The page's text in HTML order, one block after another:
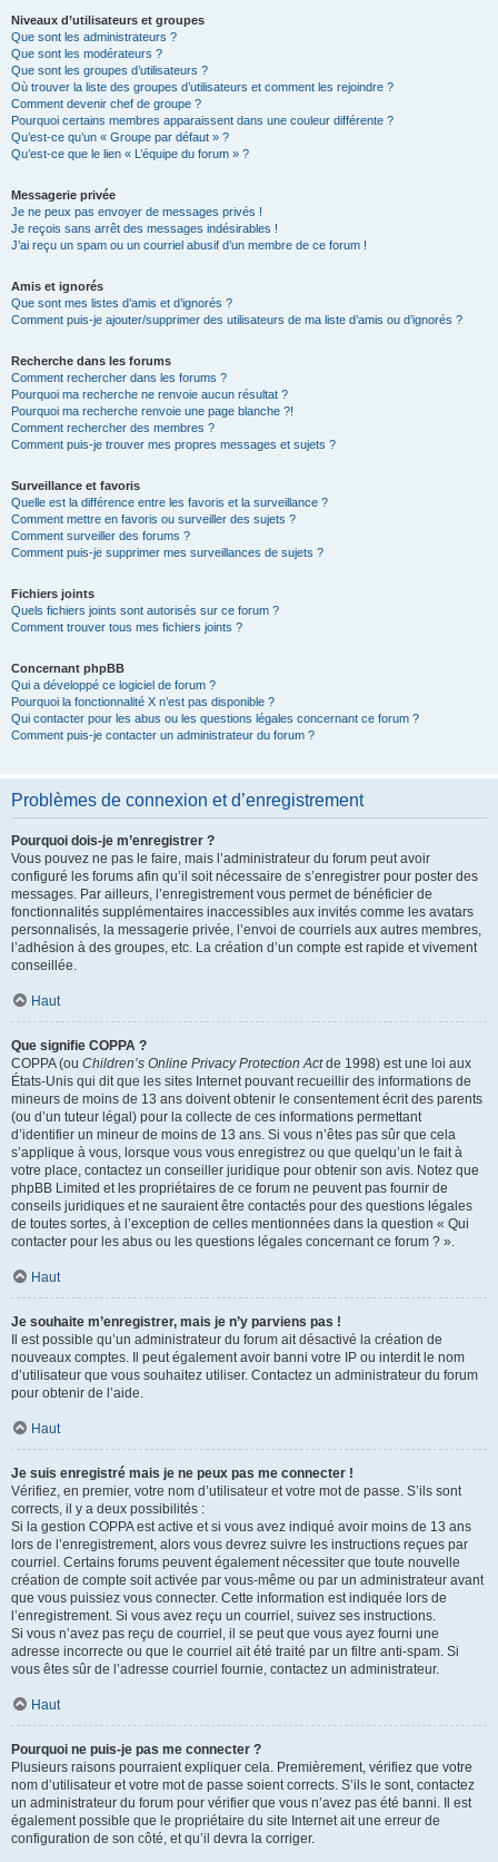
Niveaux d’utilisateurs et groupes
Que sont les administrateurs ?
Que sont les modérateurs ?
Que sont les groupes d’utilisateurs ?
Où trouver la liste des groupes d’utilisateurs et comment les rejoindre ?
Comment devenir chef de groupe ?
Pourquoi certains membres apparaissent dans une couleur différente ?
Qu’est-ce qu’un « Groupe par défaut » ?
Qu’est-ce que le lien « L’équipe du forum » ?
Messagerie privée
Je ne peux pas envoyer de messages privés !
Je reçois sans arrêt des messages indésirables !
J’ai reçu un spam ou un courriel abusif d’un membre de ce forum !
Amis et ignorés
Que sont mes listes d’amis et d’ignorés ?
Comment puis-je ajouter/supprimer des utilisateurs de ma liste d’amis ou d’ignorés ?
Recherche dans les forums
Comment rechercher dans les forums ?
Pourquoi ma recherche ne renvoie aucun résultat ?
Pourquoi ma recherche renvoie une page blanche ?!
Comment rechercher des membres ?
Comment puis-je trouver mes propres messages et sujets ?
Surveillance et favoris
Quelle est la différence entre les favoris et la surveillance ?
Comment mettre en favoris ou surveiller des sujets ?
Comment surveiller des forums ?
Comment puis-je supprimer mes surveillances de sujets ?
Fichiers joints
Quels fichiers joints sont autorisés sur ce forum ?
Comment trouver tous mes fichiers joints ?
Concernant phpBB
Qui a développé ce logiciel de forum ?
Pourquoi la fonctionnalité X n’est pas disponible ?
Qui contacter pour les abus ou les questions légales concernant ce forum ?
Comment puis-je contacter un administrateur du forum ?
Problèmes de connexion et d’enregistrement
Pourquoi dois-je m’enregistrer ?
Vous pouvez ne pas le faire, mais l’administrateur du forum peut avoir
configuré les forums afin qu’il soit nécessaire de s’enregistrer pour poster des
messages. Par ailleurs, l’enregistrement vous permet de bénéficier de
fonctionnalités supplémentaires inaccessibles aux invités comme les avatars
personnalisés, la messagerie privée, l’envoi de courriels aux autres membres,
l’adhésion à des groupes, etc. La création d’un compte est rapide et vivement
conseillée.
Haut
Que signifie COPPA ?
COPPA (ou Children’s Online Privacy Protection Actde 1998) est une loi aux
États-Unis qui dit que les sites Internet pouvant recueillir des informations de
mineurs de moins de 13 ans doivent obtenir le consentement écrit des parents
(ou d’un tuteur légal) pour la collecte de ces informations permettant
d’identifier un mineur de moins de 13 ans. Si vous n’êtes pas sûr que cela
s’applique à vous, lorsque vous vous enregistrez ou que quelqu’un le fait à
votre place, contactez un conseiller juridique pour obtenir son avis. Notez que
phpBB Limited et les propriétaires de ce forum ne peuvent pas fournir de
conseils juridiques et ne sauraient être contactés pour des questions légales
de toutes sortes, à l’exception de celles mentionnées dans la question « Qui
contacter pour les abus ou les questions légales concernant ce forum ? ».
Haut
Je souhaite m’enregistrer, mais je n’y parviens pas !
Il est possible qu’un administrateur du forum ait désactivé la création de
nouveaux comptes. Il peut également avoir banni votre IP ou interdit le nom
d’utilisateur que vous souhaitez utiliser. Contactez un administrateur du forum
pour obtenir de l’aide.
Haut
Je suis enregistré mais je ne peux pas me connecter !
Vérifiez, en premier, votre nom d’utilisateur et votre mot de passe. S’ils sont
corrects, il y a deux possibilités :
Si la gestion COPPA est active et si vous avez indiqué avoir moins de 13 ans
lors de l’enregistrement, alors vous devrez suivre les instructions reçues par
courriel. Certains forums peuvent également nécessiter que toute nouvelle
création de compte soit activée par vous-même ou par un administrateur avant
que vous puissiez vous connecter. Cette information est indiquée lors de
l’enregistrement. Si vous avez reçu un courriel, suivez ses instructions.
Si vous n’avez pas reçu de courriel, il se peut que vous ayez fourni une
adresse incorrecte ou que le courriel ait été traité par un filtre anti-spam. Si
vous êtes sûr de l’adresse courriel fournie, contactez un administrateur.
Haut
Pourquoi ne puis-je pas me connecter ?
Plusieurs raisons pourraient expliquer cela. Premièrement, vérifiez que votre
nom d’utilisateur et votre mot de passe soient corrects. S’ils le sont, contactez
un administrateur du forum pour vérifier que vous n’avez pas été banni. Il est
également possible que le propriétaire du site Internet ait une erreur de
configuration de son côté, et qu’il devra la corriger.